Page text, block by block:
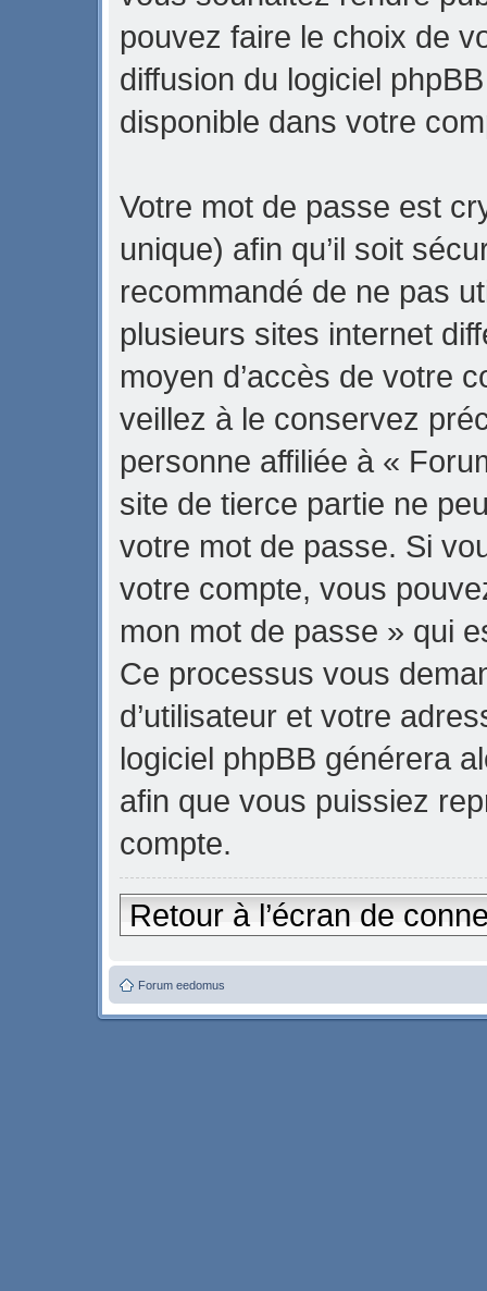
pouvez faire le choix de
diffusion du logiciel
disponible dans votre
Votre mot de passe est
unique) afin qu’il soit
recommandé de ne pas
plusieurs sites internet
moyen d’accès de votre
veillez à le conservez
personne affiliée à «
site de tierce partie ne
votre mot de passe. Si
votre compte, vous
mon mot de passe » qui
Ce processus vous
d’utilisateur et votre
logiciel phpBB générera
afin que vous puissiez
compte.
Retour à l’écran de
Forum eedomus